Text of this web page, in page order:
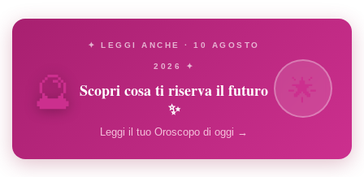
🔮
✦ LEGGI ANCHE · 10 AGOSTO
2026 ✦
Scopri cosa ti riserva il futuro
✨
Leggi il tuo Oroscopo di oggi →